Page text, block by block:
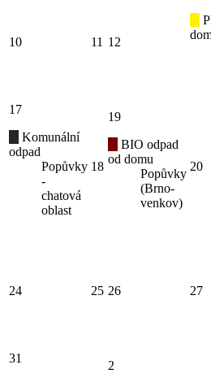
10 11 12
17
Komunální
odpad
Popůvky
-
chatová
oblast
18
19
BIO odpad
od domu
Popůvky
(Brno-
venkov)
20
24 25 26 27
31
2